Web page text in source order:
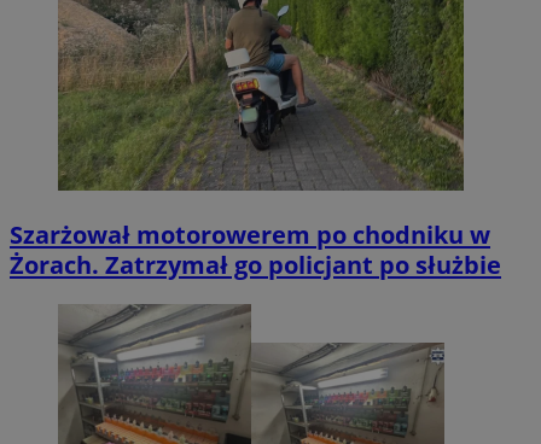
Szarżował motorowerem po chodniku w
Żorach. Zatrzymał go policjant po służbie